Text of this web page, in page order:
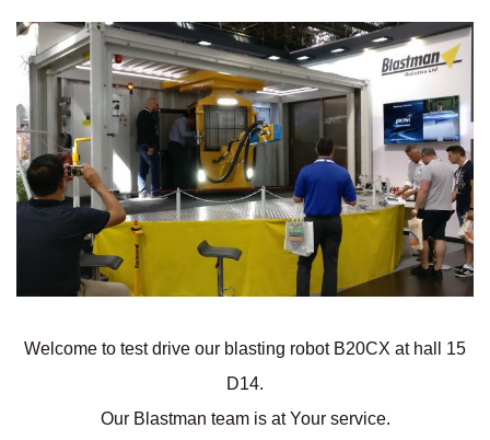
Welcome to test drive our blasting robot B20CX at hall 15
D14.
Our Blastman team is at Your service.